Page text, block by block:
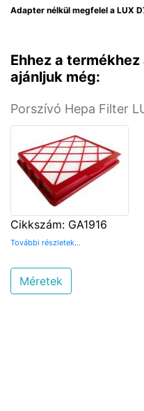
Adapter nélkül megfelel a LUX
Ehhez a
ajánljuk még:
Porszívó Hepa Filter
Cikkszám: GA1916
További részletek...
Méretek